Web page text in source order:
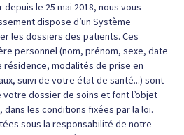
depuis le 25 mai 2018, nous vous
dispose d’un Système
les dossiers des patients. Ces
personnel (nom, prénom, sexe, date
résidence, modalités de prise en
suivi de votre état de santé...) sont
dossier de soins et font l’objet
dans les conditions fixées par la loi.
sous la responsabilité de notre